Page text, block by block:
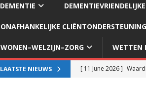
DEMENTIE
ONAFHANKELIJKE
WONEN–WELZIJN–ZORG WETTEN
LAATSTE NIEUWS [ 11 June 2026 ]